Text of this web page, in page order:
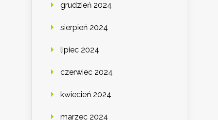
grudzień 2024
sierpień 2024
lipiec 2024
czerwiec 2024
kwiecień 2024
marzec 2024